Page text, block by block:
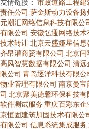
友情链接： 市政道路工程建
责任公司 萨金斯动力设备扬
元潮汇网络信息科技有限公
有限公司 安徽弘通网络技术
技术转让 北京云盛娅星信息
齐昂灌商贸有限公司 北京闰
高风智慧数据有限公司 清远
限公司 青岛逐洋科技有限公
物业管理有限公司 南京曼宝
司 北京聚美德馨环保科技有
软件测试服务 重庆百彩东企
京恒固建筑加固技术有限公
有限公司 信息系统集成服务